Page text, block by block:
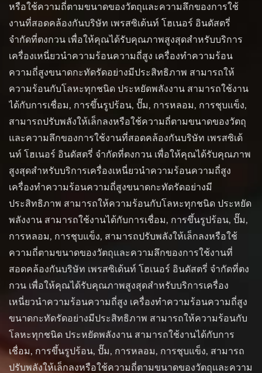
หรือใช้ความถี่ตามขนาดของวัตถุและความลึกของการใช้
งานที่สอดคล้องกันบริษัท เพรสซิเด้นท์ โฮเนอร์ อินดัสตรี่
จำกัดที่ตงกวน เพื่อให้คุณได้รับคุณภาพสูงสุดสำหรับบริการ
เครื่องเหนี่ยวนำความร้อนความถี่สูง เครื่องทำความร้อน
ความถี่สูงขนาดกะทัดรัดอย่างมีประสิทธิภาพ สามารถให้
ความร้อนกับโลหะทุกชนิด ประหยัดพลังงาน สามารถใช้งาน
ได้กับการเชื่อม, การขึ้นรูปร้อน, ปั๊ม, การหลอม, การชุบแข็ง,
สามารถปรับพลังให้เล็กลงหรือใช้ความถี่ตามขนาดของวัตถุ
และความลึกของการใช้งานที่สอดคล้องกันบริษัท เพรสซิเด้
นท์ โฮเนอร์ อินดัสตรี่ จำกัดที่ตงกวน เพื่อให้คุณได้รับคุณภาพ
สูงสุดสำหรับบริการเครื่องเหนี่ยวนำความร้อนความถี่สูง
เครื่องทำความร้อนความถี่สูงขนาดกะทัดรัดอย่างมี
ประสิทธิภาพ สามารถให้ความร้อนกับโลหะทุกชนิด ประหยัด
พลังงาน สามารถใช้งานได้กับการเชื่อม, การขึ้นรูปร้อน, ปั๊ม,
การหลอม, การชุบแข็ง, สามารถปรับพลังให้เล็กลงหรือใช้
ความถี่ตามขนาดของวัตถุและความลึกของการใช้งานที่
สอดคล้องกันบริษัท เพรสซิเด้นท์ โฮเนอร์ อินดัสตรี่ จำกัดที่ตง
กวน เพื่อให้คุณได้รับคุณภาพสูงสุดสำหรับบริการเครื่อง
เหนี่ยวนำความร้อนความถี่สูง เครื่องทำความร้อนความถี่สูง
ขนาดกะทัดรัดอย่างมีประสิทธิภาพ สามารถให้ความร้อนกับ
โลหะทุกชนิด ประหยัดพลังงาน สามารถใช้งานได้กับการ
เชื่อม, การขึ้นรูปร้อน, ปั๊ม, การหลอม, การชุบแข็ง, สามารถ
ปรับพลังให้เล็กลงหรือใช้ความถี่ตามขนาดของวัตถุและความ